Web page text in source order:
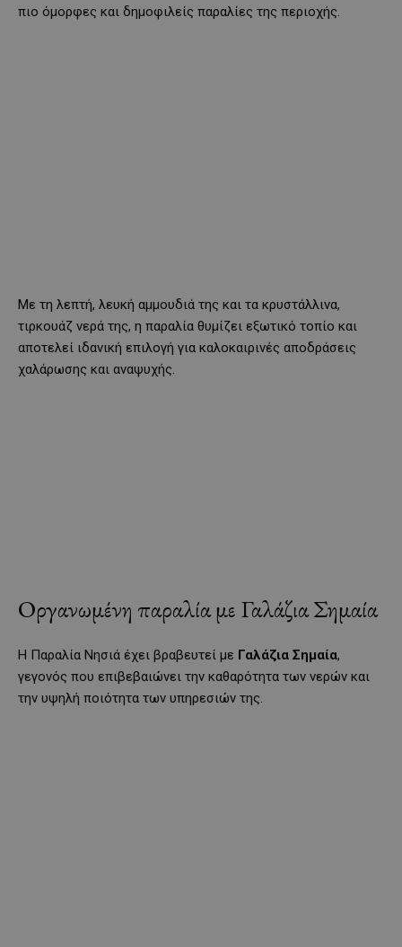
πιο όμορφες και δημοφιλείς παραλίες της περιοχής.
Με τη λεπτή, λευκή αμμουδιά της και τα κρυστάλλινα,
τιρκουάζ νερά της, η παραλία θυμίζει εξωτικό τοπίο και
αποτελεί ιδανική επιλογή για καλοκαιρινές αποδράσεις
χαλάρωσης και αναψυχής.
Οργανωμένη παραλία με Γαλάζια Σημαία
Η Παραλία Νησιά έχει βραβευτεί με Γαλάζια Σημαία,
γεγονός που επιβεβαιώνει την καθαρότητα των νερών και
την υψηλή ποιότητα των υπηρεσιών της.